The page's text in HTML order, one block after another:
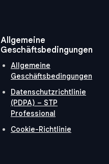
Allgemeine
Geschäftsbedingungen
Allgemeine
Geschäftsbedingungen
Datenschutzrichtlinie
(PDPA) – STP
Professional
Cookie-Richtlinie